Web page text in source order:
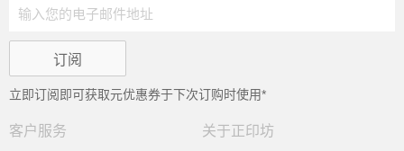
立即订阅即可获取元优惠券于下次订购时使用*
客户服务
关于正印坊